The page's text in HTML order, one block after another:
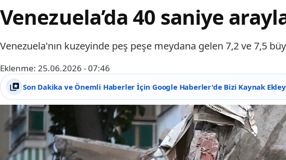
Venezuela’da 40 saniye
Venezuela'nın kuzeyinde peş peşe meydana gelen 7,2 ve 7,5
Eklenme: 25.06.2026 - 07:46
Son Dakika ve Önemli Haberler İçin Google Haberler'de Bizi Kaynak